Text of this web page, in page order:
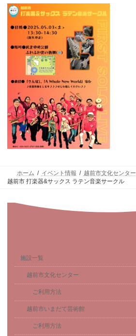
ホーム イベント情報
越前市文化センター
越前市 打楽器&サックス ラテン音楽サークル
施設一覧
越前市文化センター
ご利用方法
越前市いまだて芸術館
ご利用方法